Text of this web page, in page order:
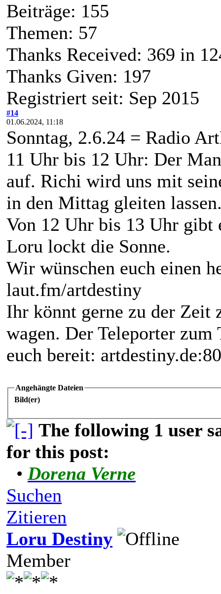
Beiträge: 155
Themen: 57
Thanks Received: 369 in
Thanks Given: 197
Registriert seit: Sep 2015
#14
01.06.2024, 11:18
Sonntag, 2.6.24 = Radio
11 Uhr bis 12 Uhr: Der
auf. Richi wird uns mit
in den Mittag gleiten
Von 12 Uhr bis 13 Uhr gibt
Loru lockt die Sonne.
Wir wünschen euch einen
laut.fm/artdestiny
Ihr könnt gerne zu der Zeit
wagen. Der Teleporter
euch bereit:
Angehängte Dateien
Bild(er)
The following 1 user
for this post:
• Dorena Verne
Suchen
Zitieren
Loru Destiny
Member